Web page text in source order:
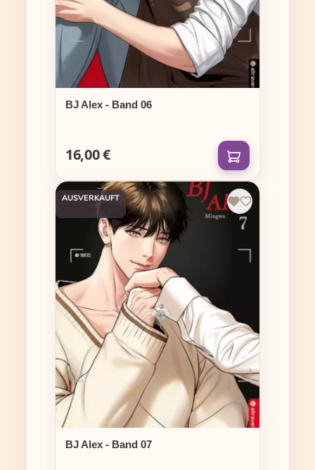
BJ Alex - Band 06
Regulärer Preis:
16,00 €
AUSVERKAUFT
BJ Alex - Band 07